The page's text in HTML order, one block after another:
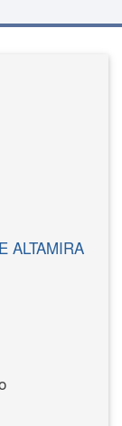
ALTAMIRA